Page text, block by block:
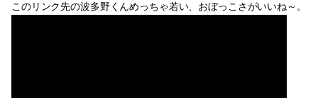
このリンク先の波多野くんめっちゃ若い、おぼっこさがいいね～。